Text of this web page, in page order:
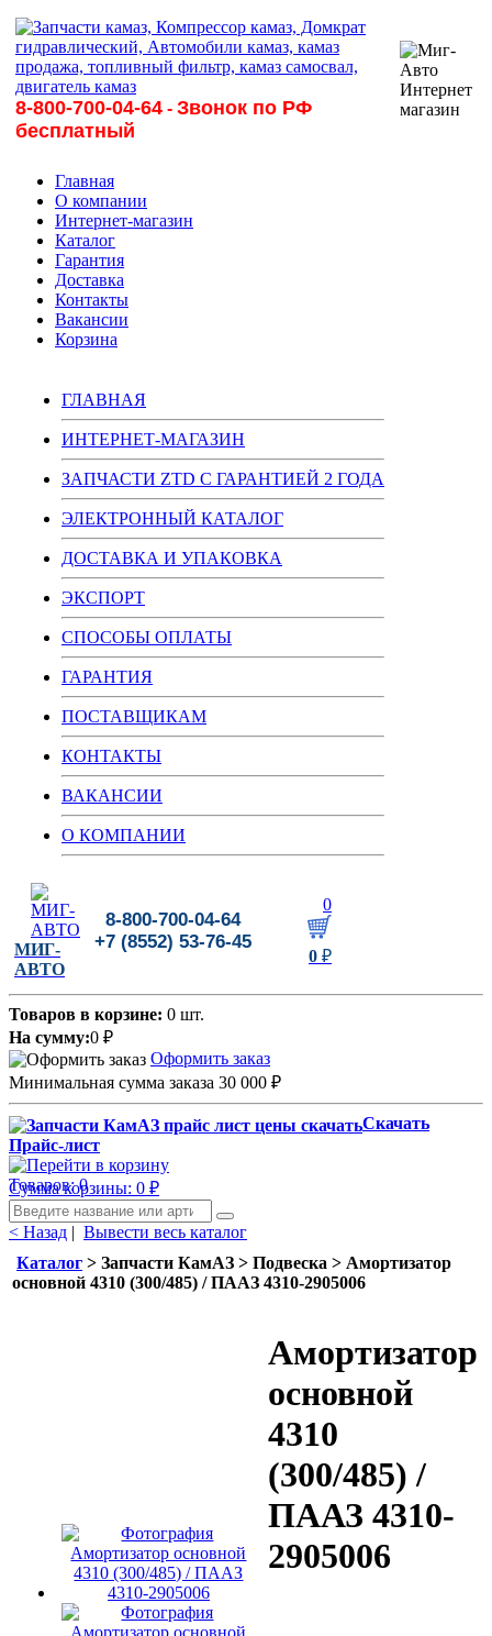
8-800-700-04-64 - Звонок по РФ
бесплатный
Главная
О компании
Интернет-магазин
Каталог
Гарантия
Доставка
Контакты
Вакансии
Корзина
ГЛАВНАЯ
ИНТЕРНЕТ-МАГАЗИН
ЗАПЧАСТИ ZTD С ГАРАНТИЕЙ 2 ГОДА
ЭЛЕКТРОННЫЙ КАТАЛОГ
ДОСТАВКА И УПАКОВКА
ЭКСПОРТ
СПОСОБЫ ОПЛАТЫ
ГАРАНТИЯ
ПОСТАВЩИКАМ
КОНТАКТЫ
ВАКАНСИИ
О КОМПАНИИ
МИГ-
АВТО
8-800-700-04-64
+7 (8552) 53-76-45
0
0 ₽
Товаров в корзине: 0 шт.
На сумму:0 ₽
Оформить заказ
Минимальная сумма заказа 30 000 ₽
Скачать
Прайс-лист
Товаров: 0
Сумма корзины: 0 ₽
< Назад | Вывести весь каталог
Каталог > Запчасти КамАЗ > Подвеска > Амортизатор
основной 4310 (300/485) / ПААЗ 4310-2905006
Амортизатор
основной
4310
(300/485) /
ПААЗ 4310-
2905006